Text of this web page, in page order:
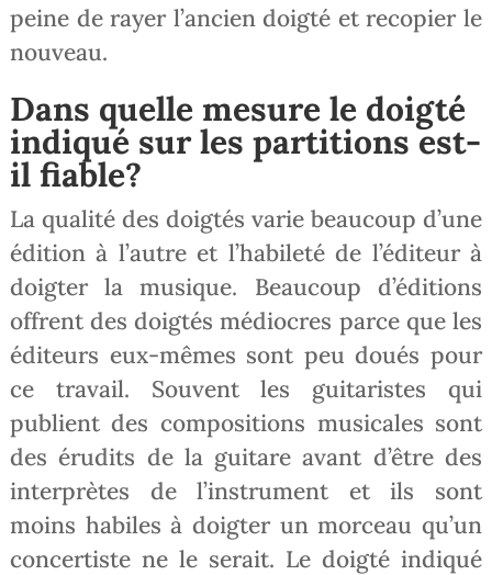
peine de rayer l’ancien doigté et recopier le
nouveau.
Dans quelle mesure le doigté
indiqué sur les partitions est-
il fiable?
La qualité des doigtés varie beaucoup d’une
édition à l’autre et l’habileté de l’éditeur à
doigter la musique. Beaucoup d’éditions
offrent des doigtés médiocres parce que les
éditeurs eux-mêmes sont peu doués pour
ce travail. Souvent les guitaristes qui
publient des compositions musicales sont
des érudits de la guitare avant d’être des
interprètes de l’instrument et ils sont
moins habiles à doigter un morceau qu’un
concertiste ne le serait. Le doigté indiqué